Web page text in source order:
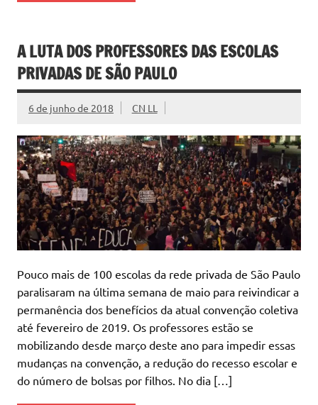
A LUTA DOS PROFESSORES DAS ESCOLAS
PRIVADAS DE SÃO PAULO
6 de junho de 2018 CN LL
Pouco mais de 100 escolas da rede privada de São Paulo
paralisaram na última semana de maio para reivindicar a
permanência dos benefícios da atual convenção coletiva
até fevereiro de 2019. Os professores estão se
mobilizando desde março deste ano para impedir essas
mudanças na convenção, a redução do recesso escolar e
do número de bolsas por filhos. No dia […]